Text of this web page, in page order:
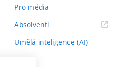
Pro média
Absolventi(externí
Umělá inteligence (AI)